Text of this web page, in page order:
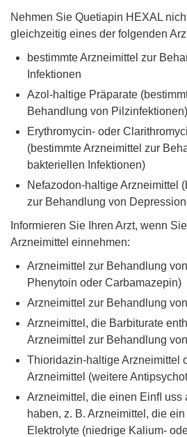
Nehmen Sie Quetiapin HEXAL
gleichzeitig eines der folgenden
bestimmte Arzneimittel zur
Infektionen
Azol-haltige Präparate
Behandlung von Pilzinfektionen)
Erythromycin- oder
(bestimmte Arzneimittel zur
bakteriellen Infektionen)
Nefazodon-haltige Arzneimittel
zur Behandlung von
Informieren Sie Ihren Arzt, wenn
Arzneimittel einnehmen:
Arzneimittel zur Behandlung
Phenytoin oder Carbamazepin)
Arzneimittel zur Behandlung
Arzneimittel, die Barbiturate
Arzneimittel zur Behandlung
Thioridazin-haltige Arzneimittel
Arzneimittel (weitere
Arzneimittel, die einen Einﬂ uss
haben, z. B. Arzneimittel, die
Elektrolyte (niedrige Kalium-